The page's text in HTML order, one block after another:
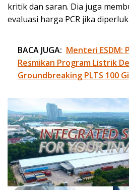
kritik dan saran. Dia juga
evaluasi harga PCR jika
BACA JUGA: Menteri ESDM:
Resmikan Program Listrik
Groundbreaking PLTS 100